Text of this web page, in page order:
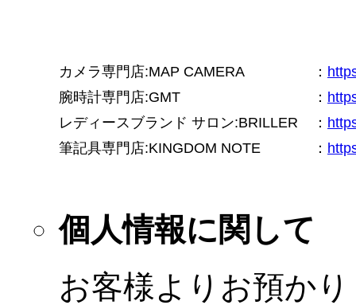
カメラ専門店:MAP CAMERA ：
腕時計専門店:GMT
：
レディースブランド サロン:BRILLER
：
筆記具専門店:KINGDOM NOTE
：
個人情報に関して
お客様よりお預か